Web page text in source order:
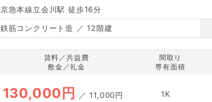
京急本線立会川駅 徒歩16分
鉄筋コンクリート造 ／ 12階建
賃料／共益費
敷金／礼金
間取り
専有面積
130,000円 ／11,000円
1K